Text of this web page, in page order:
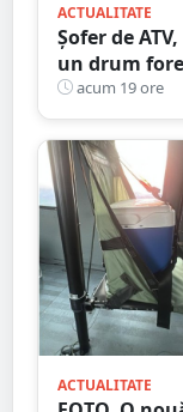
ACTUALITATE
Șofer de
un drum
permisul
înmatriculat
acum 19 ore
ACTUALITATE